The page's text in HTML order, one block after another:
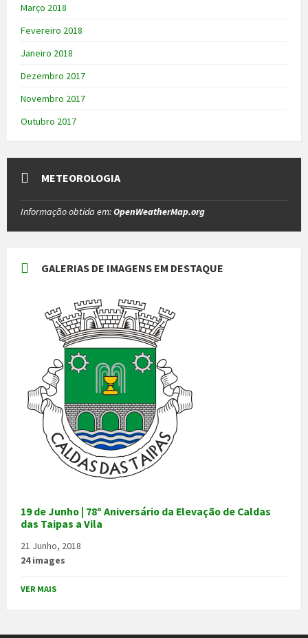
Março 2018
Fevereiro 2018
Janeiro 2018
Dezembro 2017
Novembro 2017
Outubro 2017
METEOROLOGIA
Informação obtida em:OpenWeatherMap.org
GALERIAS DE IMAGENS EM DESTAQUE
19 de Junho | 78º Aniversário da Elevação de Caldas
das Taipas a Vila
21 Junho, 2018
24 images
VER MAIS